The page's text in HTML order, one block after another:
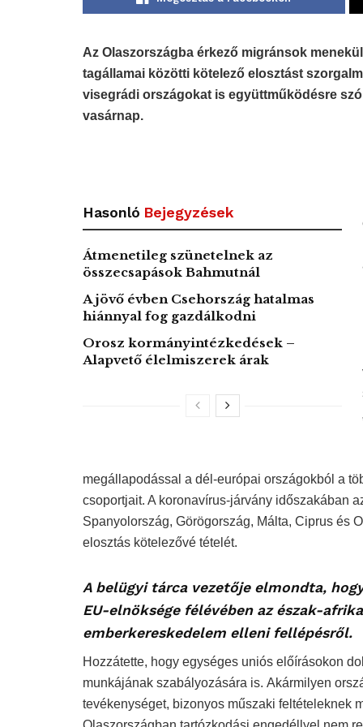
Az Olaszországba érkező migránsok
tagállamai közötti kötelező elosztást
visegrádi országokat is együttműködésre
vasárnap.
Hasonló Bejegyzések
Átmenetileg szünetelnek az
összecsapások Bahmutnál
A jövő évben Csehország hatalmas
hiánnyal fog gazdálkodni
Orosz kormányintézkedések –
Alapvető élelmiszerek árak
megállapodással a dél-európai országokból a
csoportjait. A koronavírus-járvány időszakában
Spanyolország, Görögország, Málta, Ciprus és
elosztás kötelezővé tételét.
A belügyi tárca vezetője elmondta,
EU-elnöksége félévében az észak-
emberkereskedelem elleni fellépésről.
Hozzátette, hogy egységes uniós előírásokon
munkájának szabályozására is. Akármilyen
tevékenységet, bizonyos műszaki feltételeknek